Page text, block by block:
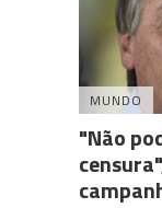
MUNDO
"Não